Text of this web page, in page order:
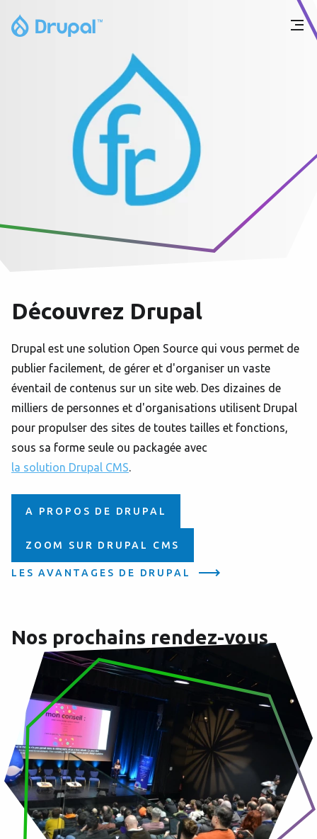
Découvrez Drupal
Drupal est une solution Open Source qui vous permet de
publier facilement, de gérer et d'organiser un vaste
éventail de contenus sur un site web. Des dizaines de
milliers de personnes et d'organisations utilisent Drupal
pour propulser des sites de toutes tailles et fonctions,
sous sa forme seule ou packagée avec
la solution Drupal CMS.
A PROPOS DE DRUPAL
ZOOM SUR DRUPAL CMS
LES AVANTAGES DE DRUPAL
Nos prochains rendez-vous